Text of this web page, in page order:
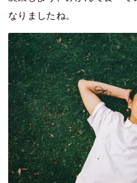
なりましたね。